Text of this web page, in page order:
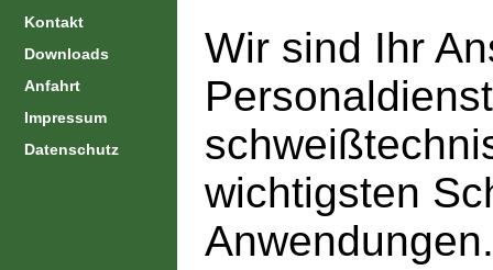
Kontakt
Downloads
Anfahrt
Impressum
Datenschutz
Wir sind Ihr
wichtigsten
Anwendungen.